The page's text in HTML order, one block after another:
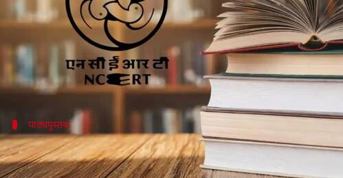
क्या है खबर?
राष्ट्रीय शैक्षिक अनुसंधान एवं प्रशिक्षण परिषद (NCERT)ने एक बार
मीडिया रिपोर्ट्स के मुताबिक, इस घटना को सामाजिक विज्ञान
पाठ्यपुस्तक
खंड ने क्या लिखा है?
केंद्र सरकारने NCERT में यह खंड जोड़ने का फैसला तब किया, जब